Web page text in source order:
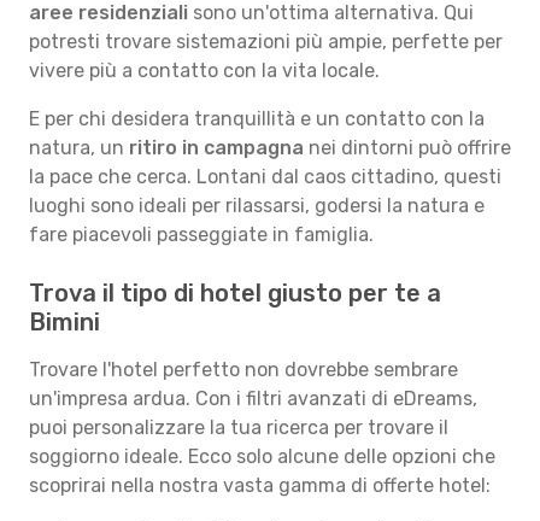
aree residenziali sono un'ottima alternativa. Qui
potresti trovare sistemazioni più ampie, perfette per
vivere più a contatto con la vita locale.
E per chi desidera tranquillità e un contatto con la
natura, un ritiro in campagna nei dintorni può offrire
la pace che cerca. Lontani dal caos cittadino, questi
luoghi sono ideali per rilassarsi, godersi la natura e
fare piacevoli passeggiate in famiglia.
Trova il tipo di hotel giusto per te a
Bimini
Trovare l'hotel perfetto non dovrebbe sembrare
un'impresa ardua. Con i filtri avanzati di eDreams,
puoi personalizzare la tua ricerca per trovare il
soggiorno ideale. Ecco solo alcune delle opzioni che
scoprirai nella nostra vasta gamma di offerte hotel: